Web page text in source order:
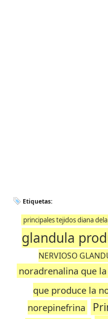
Etiquetas:
principales tejidos diana dela
glandula
NERVIOSO
noradrenalina que
que produce la
norepinefrina